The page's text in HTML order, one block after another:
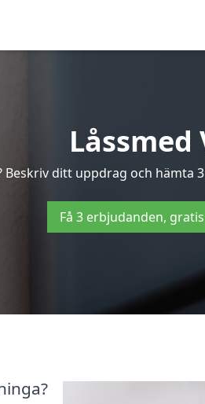
ditt uppdrag och
Få 3 erbjudanden,